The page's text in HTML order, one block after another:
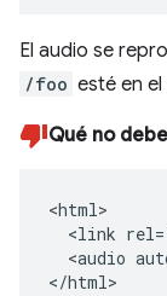
El audio se
/foo esté en
Qué no
<html>
<link
<audio
</html>